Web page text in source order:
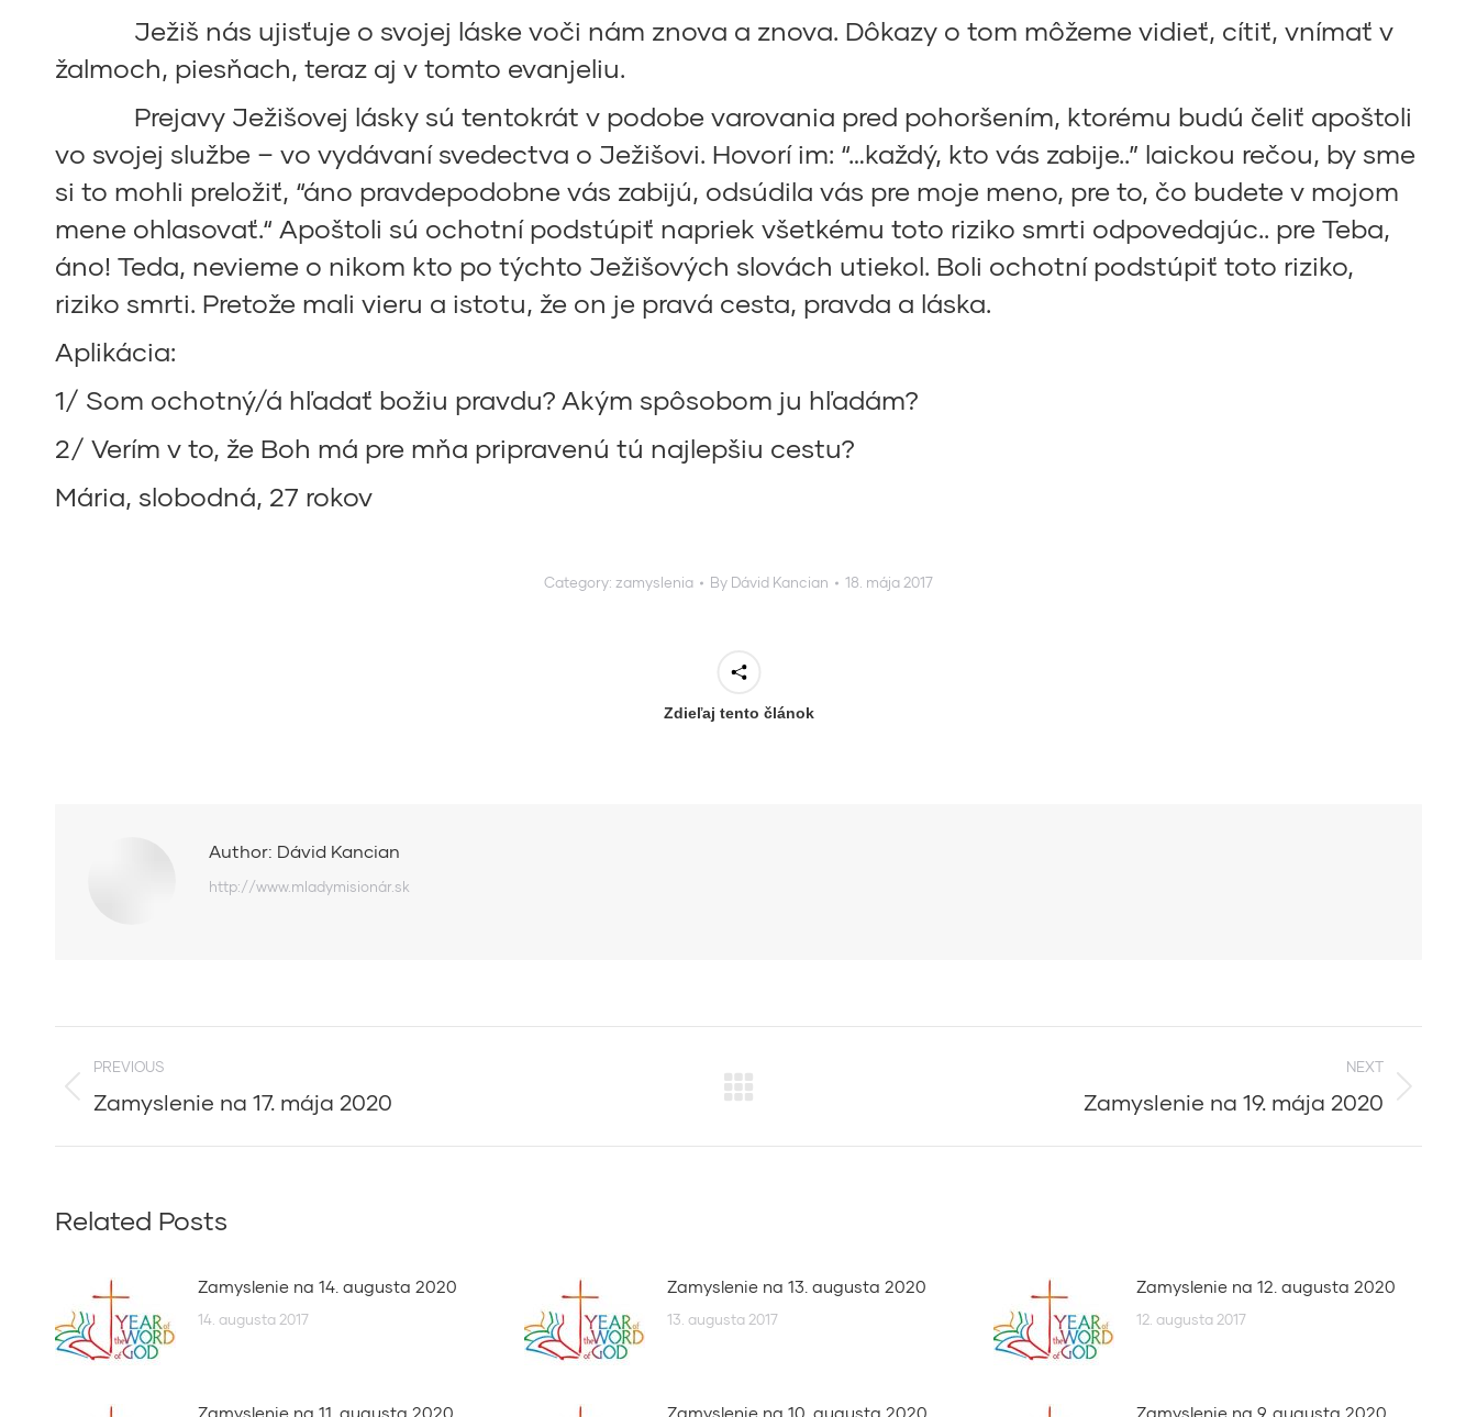
Ježiš nás ujisťuje o svojej láske voči nám znova a znova. Dôkazy o tom môžeme vidieť, cítiť, vnímať v
žalmoch, piesňach, teraz aj v tomto evanjeliu.
Prejavy Ježišovej lásky sú tentokrát v podobe varovania pred pohoršením, ktorému budú čeliť apoštoli
vo svojej službe – vo vydávaní svedectva o Ježišovi. Hovorí im: “…každý, kto vás zabije..” laickou rečou, by sme
si to mohli preložiť, “áno pravdepodobne vás zabijú, odsúdila vás pre moje meno, pre to, čo budete v mojom
mene ohlasovať.“ Apoštoli sú ochotní podstúpiť napriek všetkému toto riziko smrti odpovedajúc.. pre Teba,
áno! Teda, nevieme o nikom kto po týchto Ježišových slovách utiekol. Boli ochotní podstúpiť toto riziko,
riziko smrti. Pretože mali vieru a istotu, že on je pravá cesta, pravda a láska.
Aplikácia:
1/ Som ochotný/á hľadať božiu pravdu? Akým spôsobom ju hľadám?
2/ Verím v to, že Boh má pre mňa pripravenú tú najlepšiu cestu?
Mária, slobodná, 27 rokov
Category: zamyslenia By Dávid Kancian 18. mája 2017
Zdieľaj tento článok
Author: Dávid Kancian
http://www.mladymisionár.sk
Post
navigation
PREVIOUS
Previous
Zamyslenie na 17. mája 2020
NEXT
Zamyslenie na 19. mája 2020
Related Posts
Zamyslenie na 14. augusta 2020
14. augusta 2017
Zamyslenie na 13. augusta 2020
13. augusta 2017
Zamyslenie na 12. augusta 2020
12. augusta 2017